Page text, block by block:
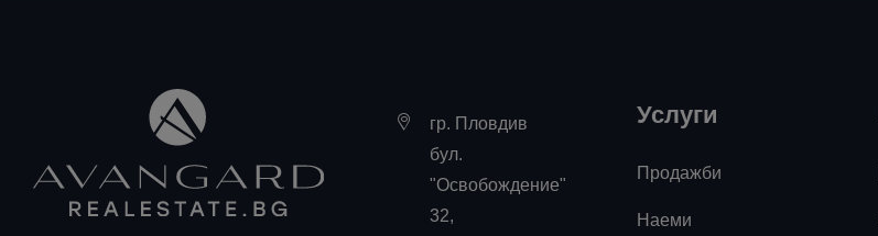
гр. Пловдив
бул.
"Освобождение"
32,
Услуги
Продажби
Наеми